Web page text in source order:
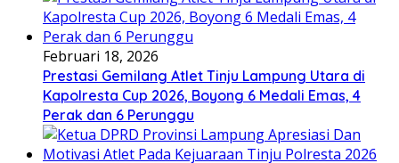
Februari 18, 2026
Prestasi Gemilang Atlet Tinju Lampung Utara di
Kapolresta Cup 2026, Boyong 6 Medali Emas, 4
Perak dan 6 Perunggu